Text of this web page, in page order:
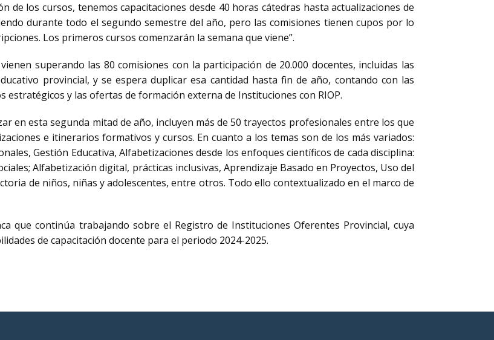
de los cursos, tenemos capacitaciones desde 40 horas cátedras hasta actualizaciones de
durante todo el segundo semestre del año, pero las comisiones tienen cupos por lo
Los primeros cursos comenzarán la semana que viene”.
superando las 80 comisiones con la participación de 20.000 docentes, incluidas las
provincial, y se espera duplicar esa cantidad hasta fin de año, contando con las
y las ofertas de formación externa de Instituciones con RIOP.
en esta segunda mitad de año, incluyen más de 50 trayectos profesionales entre los que
e itinerarios formativos y cursos. En cuanto a los temas son de los más variados:
Gestión Educativa, Alfabetizaciones desde los enfoques científicos de cada disciplina:
Alfabetización digital, prácticas inclusivas, Aprendizaje Basado en Proyectos, Uso del
de niños, niñas y adolescentes, entre otros. Todo ello contextualizado en el marco de
que continúa trabajando sobre el Registro de Instituciones Oferentes Provincial, cuya
de capacitación docente para el periodo 2024-2025.